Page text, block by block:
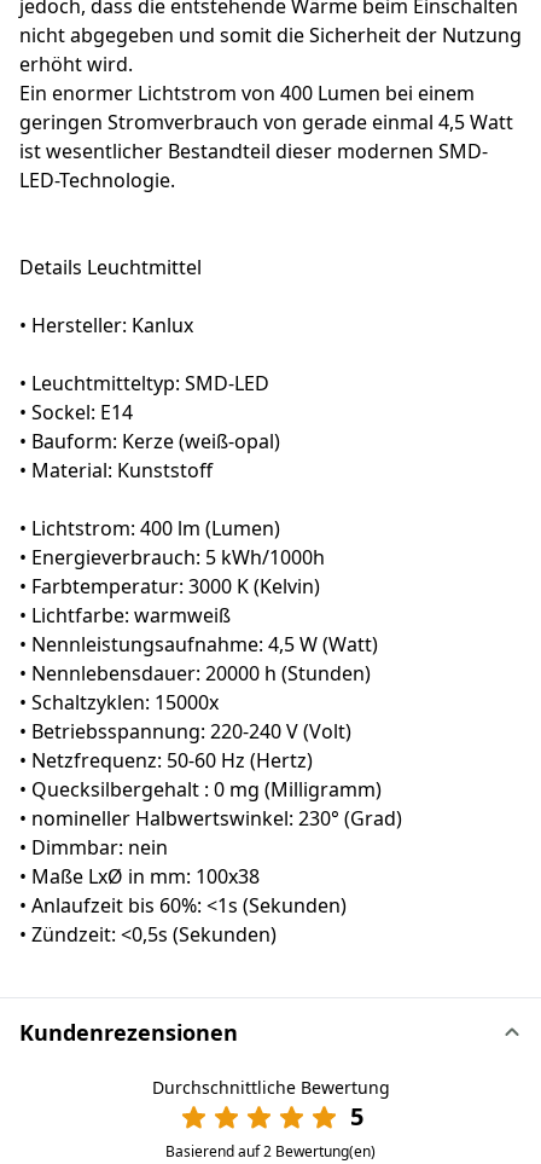
jedoch, dass die entstehende Wärme beim Einschalten
nicht abgegeben und somit die Sicherheit der Nutzung
erhöht wird.
Ein enormer Lichtstrom von 400 Lumen bei einem
geringen Stromverbrauch von gerade einmal 4,5 Watt
ist wesentlicher Bestandteil dieser modernen SMD-
LED-Technologie.
Details Leuchtmittel
• Hersteller: Kanlux
• Leuchtmitteltyp: SMD-LED
• Sockel: E14
• Bauform: Kerze (weiß-opal)
• Material: Kunststoff
• Lichtstrom: 400 lm (Lumen)
• Energieverbrauch: 5 kWh/1000h
• Farbtemperatur: 3000 K (Kelvin)
• Lichtfarbe: warmweiß
• Nennleistungsaufnahme: 4,5 W (Watt)
• Nennlebensdauer: 20000 h (Stunden)
• Schaltzyklen: 15000x
• Betriebsspannung: 220-240 V (Volt)
• Netzfrequenz: 50-60 Hz (Hertz)
• Quecksilbergehalt : 0 mg (Milligramm)
• nomineller Halbwertswinkel: 230° (Grad)
• Dimmbar: nein
• Maße LxØ in mm: 100x38
• Anlaufzeit bis 60%: <1s (Sekunden)
• Zündzeit: <0,5s (Sekunden)
Kundenrezensionen
Durchschnittliche Bewertung
5
Basierend auf 2 Bewertung(en)